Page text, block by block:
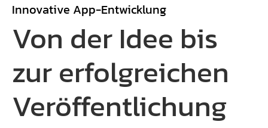
Innovative App-Entwicklung
Von der Idee bis
zur erfolgreichen
Veröffentlichung